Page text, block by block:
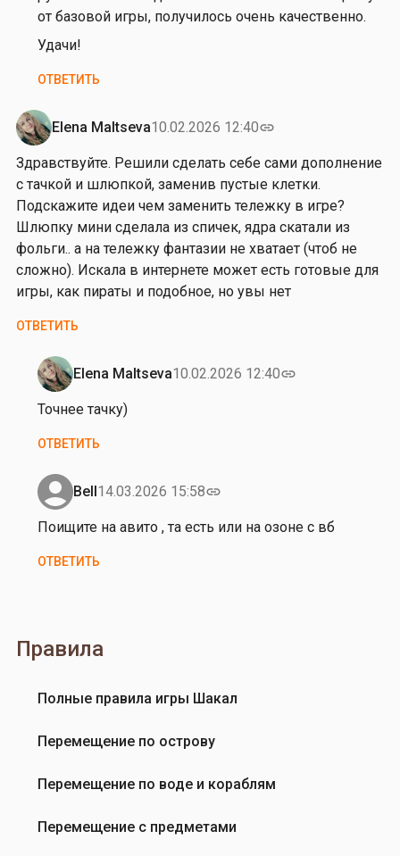
и
е
г
е
н
а
й
т
и
в
е
р
и
ю
…
Леха
Пушкин
от базовой игры, получилось очень качественно.
Удачи!
ОТВЕТИТЬ
Elena Maltseva10.02.2026 12:40link
Здравствуйте. Решили сделать себе сами дополнение
с тачкой и шлюпкой, заменив пустые клетки.
Подскажите идеи чем заменить тележку в игре?
Шлюпку мини сделала из спичек, ядра скатали из
фольги.. а на тележку фантазии не хватает (чтоб не
сложно). Искала в интернете может есть готовые для
игры, как пираты и подобное, но увы нет
ОТВЕТИТЬ
Elena Maltseva10.02.2026 12:40link
Ответ
на
д
а
в
с
т
т
Р
ш
л
с
Точнее тачку)
ОТВЕТИТЬ
Bell14.03.2026 15:58link
Ответ
на
д
с
в
й
е
Р
Поищите на авито , та есть или на озоне с вб
ОТВЕТИТЬ
Правила
Полные правила игры Шакал
Перемещение по острову
Перемещение по воде и кораблям
Перемещение с предметами